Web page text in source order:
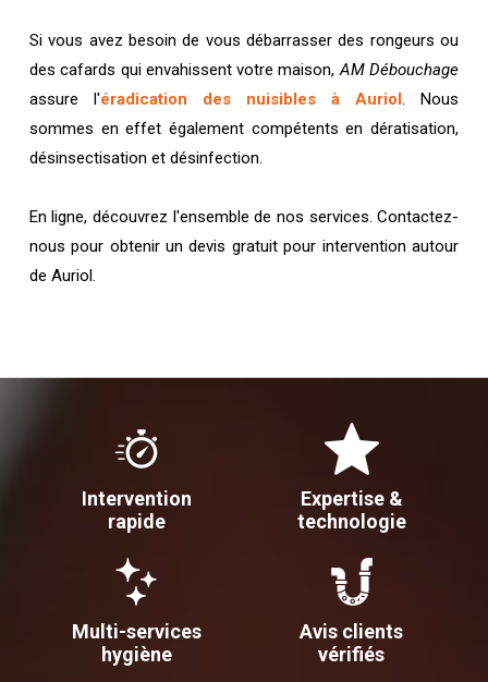
Si vous avez besoin de vous débarrasser des rongeurs ou
des cafards qui envahissent votre maison,AM Débouchage
assure l'éradication des nuisibles à Auriol. Nous
sommes en effet également compétents en dératisation,
désinsectisation et désinfection.
En ligne, découvrez l'ensemble de nos services. Contactez-
nous pour obtenir un devis gratuit pour intervention autour
de Auriol.
Intervention
rapide
Expertise &
technologie
Multi-services
hygiène
Avis clients
vérifiés